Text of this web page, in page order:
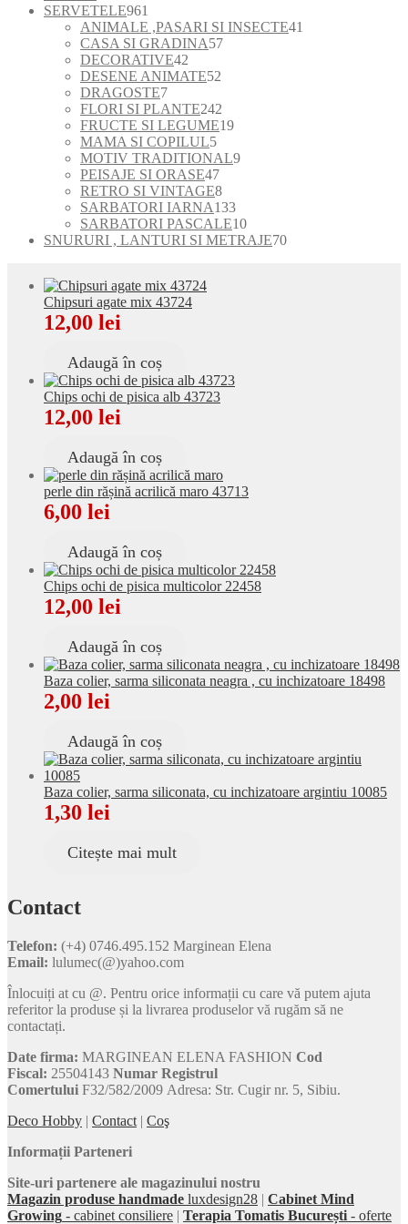
produse
SERVETELE961
de
produse
ANIMALE ,PASARI SI INSECTE41
CASA SI GRADINA5757
DECORATIVE42
de
DESENE ANIMATE52
produse
DRAGOSTE77
produse
FLORI SI PLANTE242
de
FRUCTE SI LEGUME1919
MAMA SI COPILUL55
produse
MOTIV TRADITIONAL99
PEISAJE SI ORASE4747
de
produse
RETRO SI VINTAGE88
produse
SARBATORI IARNA133133
de
produse
SARBATORI PASCALE1010
produse
SNURURI , LANTURI SI METRAJE7070
Chipsuri agate mix 43724
12,00 lei
Adaugă în coș
Chips ochi de pisica alb 43723
12,00 lei
Adaugă în coș
perle din rășină acrilică maro 43713
6,00 lei
Adaugă în coș
Chips ochi de pisica multicolor 22458
12,00 lei
Adaugă în coș
Baza colier, sarma siliconata neagra , cu inchizatoare 18498
2,00 lei
Adaugă în coș
Baza colier, sarma siliconata, cu inchizatoare argintiu 10085
1,30 lei
Citește mai mult
Contact
Telefon: (+4) 0746.495.152 Marginean Elena
Email: lulumec(@)yahoo.com
Înlocuiți at cu @. Pentru orice informații cu care vă putem ajuta
referitor la produse și la livrarea produselor vă rugăm să ne
contactați.
Date firma: MARGINEAN ELENA FASHION Cod
Fiscal: 25504143 Numar Registrul
Comertului F32/582/2009 Adresa: Str. Cugir nr. 5, Sibiu.
Deco Hobby | Contact | Coş
Informații Parteneri
Site-uri partenere ale magazinului nostru
Magazin produse handmade luxdesign28 | Cabinet Mind
Growing - cabinet consiliere | Terapia Tomatis București - oferte